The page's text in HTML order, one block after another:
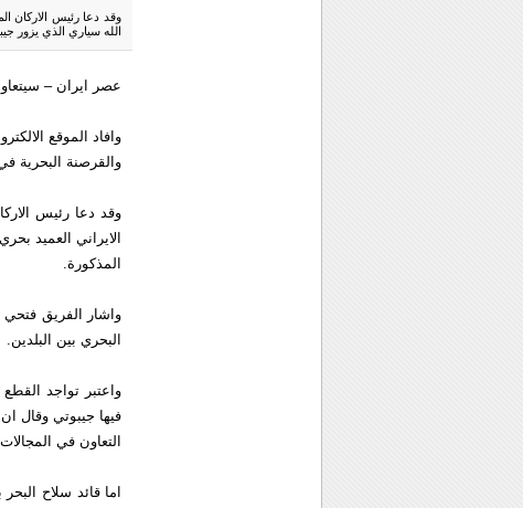
وقد دعا رئيس الاركان
الله سياري الذي يزور
عصر ايران –
وافاد الموقع
والقرصنة البحرية
وقد دعا رئيس
الايراني العميد
المذكورة.
واشار الفريق فتحي
البحري بين البلدين.
واعتبر تواجد
فيها جيبوتي وقال
التعاون في
اما قائد سلاح